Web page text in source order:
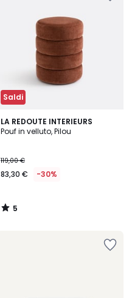
Saldi
LA REDOUTE INTERIEURS
Pouf in velluto, Pilou
119,00 €
83,30 € -30%
5
/
5
/